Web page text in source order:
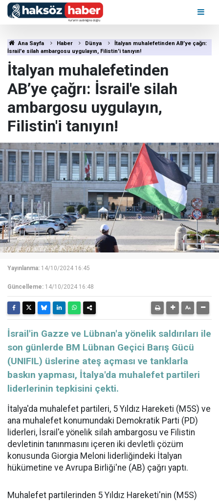
Ana Sayfa Haber Dünya
İtalyan muhalefetinden AB’ye çağrı:
İsrail'e silah ambargosu uygulayın, Filistin'i tanıyın!
İtalyan muhalefetinden
AB’ye çağrı: İsrail'e silah
ambargosu uygulayın,
Filistin'i tanıyın!
Yayınlanma: 14/10/2024 16:45
Güncelleme: 14/10/2024 16:48
İsrail'in Gazze ve Lübnan'a yönelik saldırıları ile
son günlerde BM Lübnan Geçici Barış Gücü
(UNIFIL) üslerine ateş açması ve tanklarla
baskın yapması, İtalya'da muhalefet partileri
liderlerinin tepkisini çekti.
İtalya'da muhalefet partileri, 5 Yıldız Hareketi (M5S) ve
ana muhalefet konumundaki Demokratik Parti (PD)
liderleri, İsrail'e yönelik silah ambargosu ve Filistin
devletinin tanınmasını içeren iki devletli çözüm
konusunda Giorgia Meloni liderliğindeki İtalyan
hükümetine ve Avrupa Birliği'ne (AB) çağrı yaptı.
Muhalefet partilerinden 5 Yıldız Hareketi'nin (M5S)